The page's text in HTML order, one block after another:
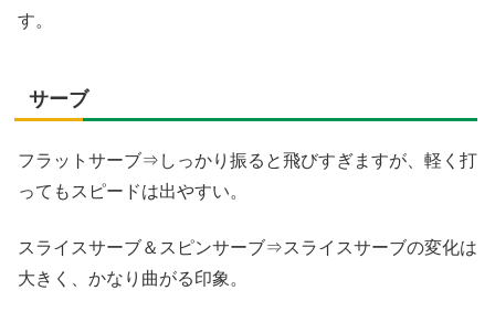
す。
サーブ
フラットサーブ⇒しっかり振ると飛びすぎますが、軽く打
ってもスピードは出やすい。
スライスサーブ＆スピンサーブ⇒スライスサーブの変化は
大きく、かなり曲がる印象。